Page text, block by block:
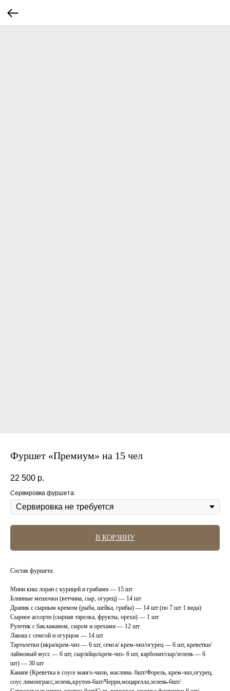
Фуршет «Премиум» на 15 чел
22 500 р.
Сервировка фуршета:
В КОРЗИНУ
Состав фуршета:
Мини киш лоран с курицей и грибами — 15 шт
Блинные мешочки (ветчина, сыр, огурец) — 14 шт
Драник с сырным кремом (рыба, шейка, грибы) — 14 шт (по 7 шт 1 вида)
Сырное ассорти (сырная тарелка, фрукты, орехи) — 1 шт
Рулетик с баклажаном, сыром и орехами — 12 шт
Лаваш с семгой и огурцом — 14 шт
Тарталетки (икра/крем-чиз — 6 шт, семга/ крем-чиз/огурец — 6 шт, креветки/
лаймовый мусс — 6 шт, сыр/яйцо/крем-чиз- 6 шт, карбонат/сыр/зелень — 6
шт) — 30 шт
Канапе (Креветка в соусе манго-чили, маслина- 6шт/Форель, крем-чиз,огурец,
соус лимонграсс,зелень,крутон-6шт/Черри,моцарелла,зелень-6шт/